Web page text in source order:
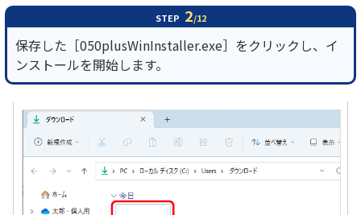
STEP 2/12
保存した［050plusWinInstaller.exe］をクリックし、イ
ンストールを開始します。